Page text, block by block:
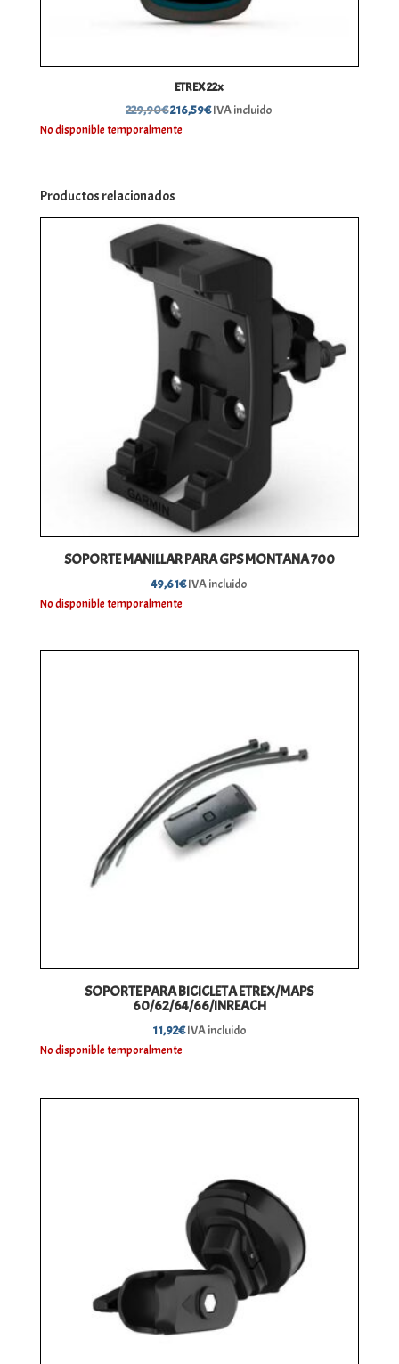
ETREX 22x
229,90€El
precio
229,90€.
216,59€ElIVA incluido
No disponible temporalmente
Productos relacionados
SOPORTE MANILLAR PARA GPS MONTANA 700
49,61€IVA incluido
No disponible temporalmente
SOPORTE PARA BICICLETA ETREX/MAPS
60/62/64/66/INREACH
11,92€IVA incluido
No disponible temporalmente